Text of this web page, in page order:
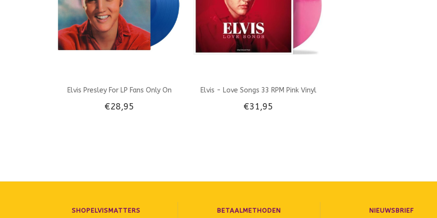
Elvis Presley For LP Fans Only On
Translucent Blue Vinyl 33 RPM Music On
€28,95
Elvis - Love Songs 33 RPM Pink Vinyl
Not Now Music Label
€31,95
SHOPELVISMATTERS BETAALMETHODEN NIEUWSBRIEF